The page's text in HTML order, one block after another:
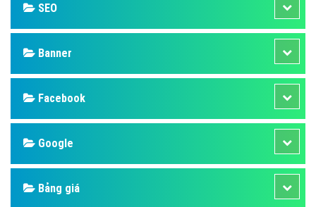
SEO
Banner
Facebook
Google
Bảng giá